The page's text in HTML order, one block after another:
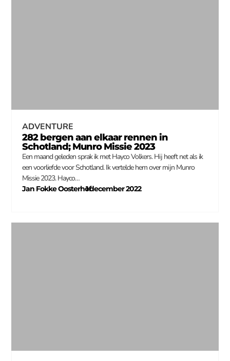
ADVENTURE
282 bergen aan elkaar rennen in
Schotland; Munro Missie 2023
Een maand geleden sprak ik met Hayco Volkers. Hij heeft net als ik
een voorliefde voor Schotland. Ik vertelde hem over mijn Munro
Missie 2023. Hayco…
Jan Fokke Oosterhof
–
1 december 2022